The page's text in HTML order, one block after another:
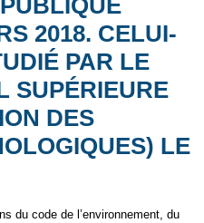
2018. CELUI-
PAR LE
SUPÉRIEURE
DES
LE
du code de l’environnement, du